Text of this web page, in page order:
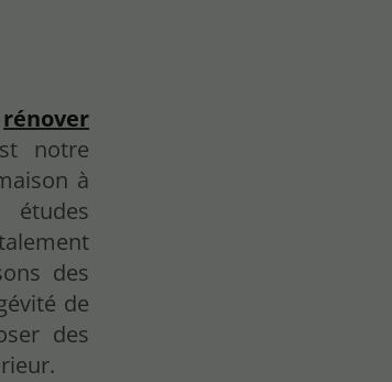
rénover
notre
à
des
de
des